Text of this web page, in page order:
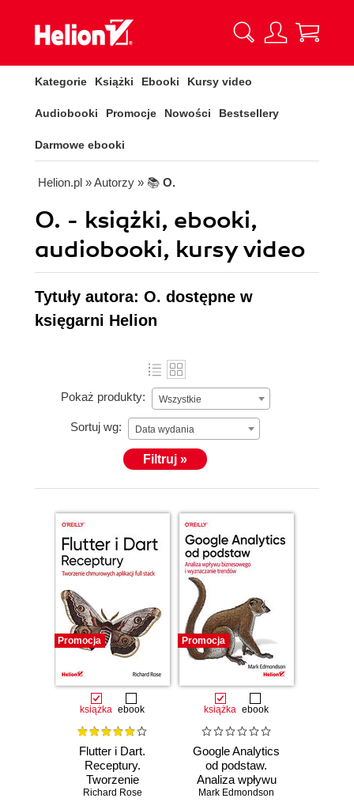
Kategorie Książki Ebooki Kursy video
Audiobooki Promocje Nowości Bestsellery
Darmowe ebooki
Helion.pl » Autorzy » 📚 O.
O. - książki, ebooki,
audiobooki, kursy video
Tytuły autora: O. dostępne w
księgarni Helion
Pokaż produkty: Wszystkie
Sortuj wg: Data wydania
Filtruj »
Promocja
książka ebook
Flutter i Dart.
Receptury.
Tworzenie
chmurowych
Richard Rose
Promocja
książka ebook
Google Analytics
od podstaw.
Analiza wpływu
biznesowego i
Mark Edmondson